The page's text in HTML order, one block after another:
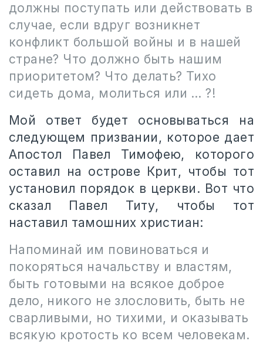
должны поступать или действовать в
случае, если вдруг возникнет
конфликт большой войны и в нашей
стране? Что должно быть нашим
приоритетом? Что делать? Тихо
сидеть дома, молиться или … ?!
Мой ответ будет основываться на
следующем призвании, которое дает
Апостол Павел Тимофею, которого
оставил на острове Крит, чтобы тот
установил порядок в церкви. Вот что
сказал Павел Титу, чтобы тот
наставил тамошних христиан:
Напоминай им повиноваться и
покоряться начальству и властям,
быть готовыми на всякое доброе
дело, никого не злословить, быть не
сварливыми, но тихими, и оказывать
всякую кротость ко всем человекам.